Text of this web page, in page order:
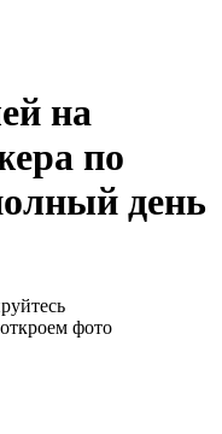
на
по
день
фото